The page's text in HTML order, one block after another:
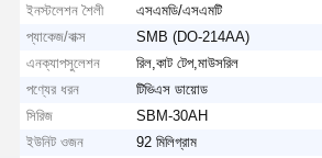
ইনস্টলেশন শৈলী
এসএমডি/এসএমটি
প্যাকেজ/বাক্স
SMB (DO-214AA)
এনক্যাপসুলেশন
রিল,কাট টেপ,মাউসরিল
পণ্যের ধরন
টিভিএস ডায়োড
সিরিজ
SBM-30AH
ইউনিট ওজন
92 মিলিগ্রাম